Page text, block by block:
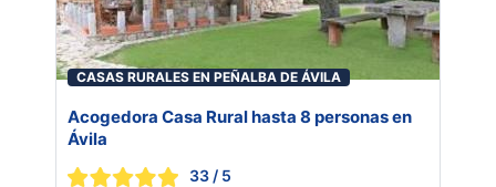
CASAS RURALES EN PEÑALBA DE ÁVILA
Acogedora Casa Rural hasta 8 personas en
Ávila
33 / 5